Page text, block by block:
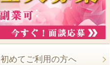
初めてご利用の方へ